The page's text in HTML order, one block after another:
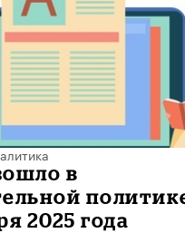
в
2025 года